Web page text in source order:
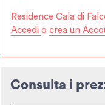
Residence Cala di
Accedi o crea un
Consulta i